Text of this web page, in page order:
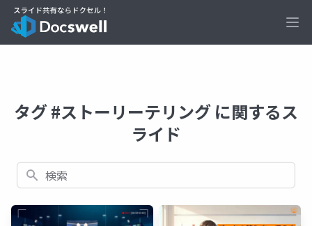
タグ #ストーリーテリング に関するス
ライド
検索